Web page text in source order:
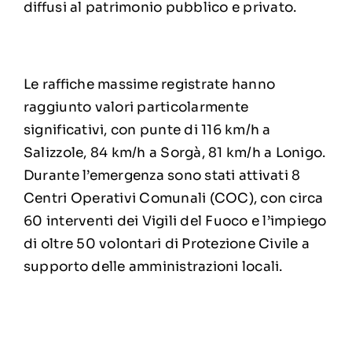
diffusi al patrimonio pubblico e privato.
Le raffiche massime registrate hanno
raggiunto valori particolarmente
significativi, con punte di 116 km/h a
Salizzole, 84 km/h a Sorgà, 81 km/h a Lonigo.
Durante l’emergenza sono stati attivati 8
Centri Operativi Comunali (COC), con circa
60 interventi dei Vigili del Fuoco e l’impiego
di oltre 50 volontari di Protezione Civile a
supporto delle amministrazioni locali.